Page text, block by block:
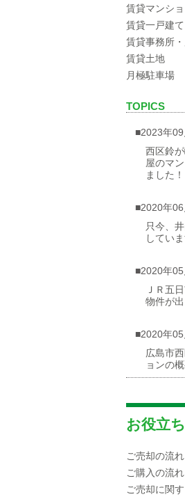
賃貸マンシ
賃貸一戸建て
賃貸事務所
賃貸土地
月極駐車場
TOPICS
■2023年09
西区鈴
屋のマ
ました！
■2020年06
只今、
していま
■2020年05
ＪＲ五
物件が
■2020年05
広島市
ョンの
☆海が見
却物件）
■2020年04
広島市
学校区域
お役立
ご売却の流れ
ご購入の流れ
ご売却に関